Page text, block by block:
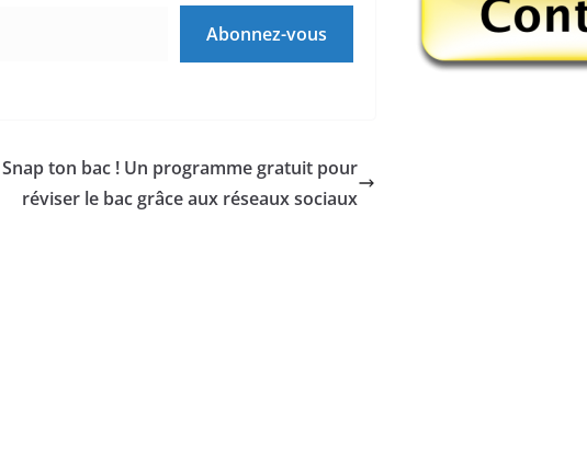
Abonnez-vous
Snap ton bac ! Un programme gratuit pour
réviser le bac grâce aux réseaux sociaux